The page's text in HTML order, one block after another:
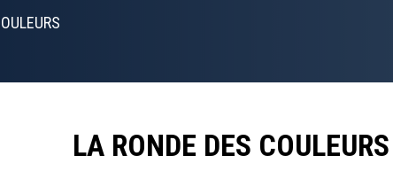
LA RONDE DES COULEURS